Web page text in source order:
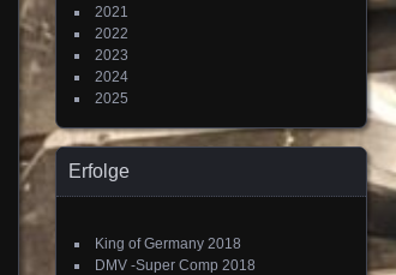
2021
2022
2023
2024
2025
Erfolge
King of Germany 2018
DMV -Super Comp 2018